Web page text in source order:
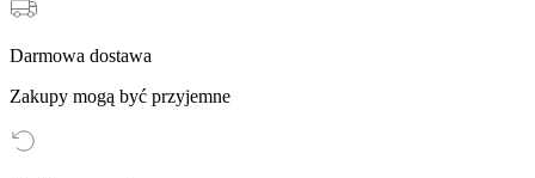
Darmowa dostawa
Zakupy mogą być przyjemne